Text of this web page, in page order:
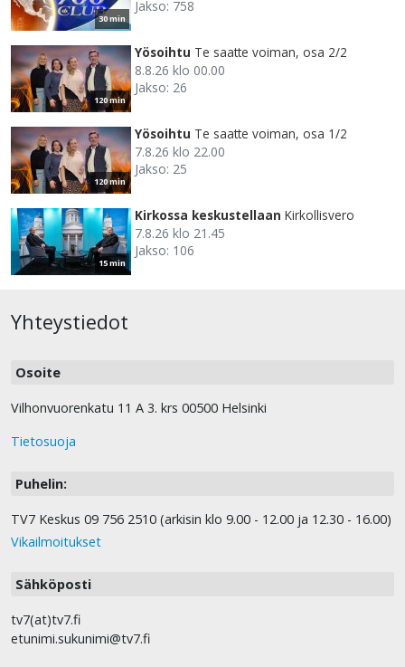
30 min
Jakso: 758
120 min
Yösoihtu Te saatte voiman, osa 2/2
8.8.26 klo 00.00
Jakso: 26
120 min
Yösoihtu Te saatte voiman, osa 1/2
7.8.26 klo 22.00
Jakso: 25
15 min
Kirkossa keskustellaan Kirkollisvero
7.8.26 klo 21.45
Jakso: 106
Yhteystiedot
Osoite
Vilhonvuorenkatu 11 A 3. krs 00500 Helsinki
Tietosuoja
Puhelin:
TV7 Keskus 09 756 2510 (arkisin klo 9.00 - 12.00 ja 12.30 - 16.00)
Vikailmoitukset
Sähköposti
tv7(at)tv7.fi
etunimi.sukunimi@tv7.fi